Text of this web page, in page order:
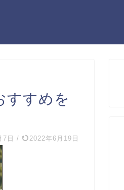
すすめを
7日 / 2022年6月19日